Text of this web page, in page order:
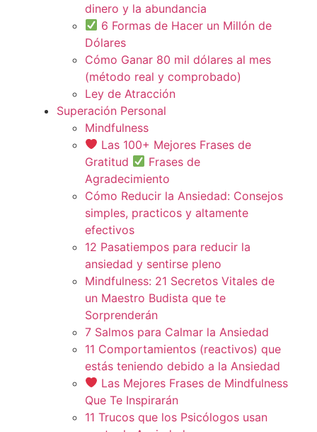
dinero y la abundancia
6 Formas de Hacer un Millón de
Dólares
Cómo Ganar 80 mil dólares al mes
(método real y comprobado)
Ley de Atracción
Superación Personal
Mindfulness
Las 100+ Mejores Frases de
Gratitud
Frases de
Agradecimiento
Cómo Reducir la Ansiedad: Consejos
simples, practicos y altamente
efectivos
12 Pasatiempos para reducir la
ansiedad y sentirse pleno
Mindfulness: 21 Secretos Vitales de
un Maestro Budista que te
Sorprenderán
7 Salmos para Calmar la Ansiedad
11 Comportamientos (reactivos) que
estás teniendo debido a la Ansiedad
Las Mejores Frases de Mindfulness
Que Te Inspirarán
11 Trucos que los Psicólogos usan